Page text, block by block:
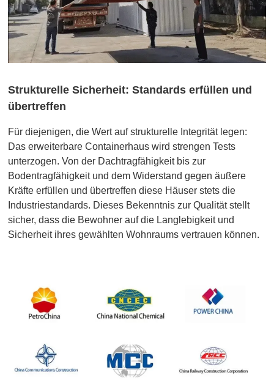
Strukturelle Sicherheit: Standards erfüllen und
übertreffen
Für diejenigen, die Wert auf strukturelle Integrität legen:
Das erweiterbare Containerhaus wird strengen Tests
unterzogen. Von der Dachtragfähigkeit bis zur
Bodentragfähigkeit und dem Widerstand gegen äußere
Kräfte erfüllen und übertreffen diese Häuser stets die
Industriestandards. Dieses Bekenntnis zur Qualität stellt
sicher, dass die Bewohner auf die Langlebigkeit und
Sicherheit ihres gewählten Wohnraums vertrauen können.